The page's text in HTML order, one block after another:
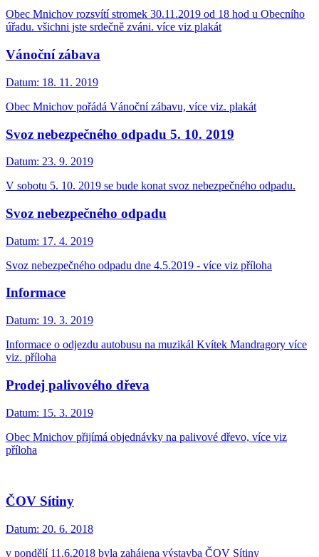
Obec Mnichov rozsvítí stromek 30.11.2019 od 18 hod u Obecního
úřadu. všichni jste srdečně zváni. více viz plakát
Vánoční zábava
Datum: 18. 11. 2019
Obec Mnichov pořádá Vánoční zábavu, více viz. plakát
Svoz nebezpečného odpadu 5. 10. 2019
Datum: 23. 9. 2019
V sobotu 5. 10. 2019 se bude konat svoz nebezpečného odpadu.
Svoz nebezpečného odpadu
Datum: 17. 4. 2019
Svoz nebezpečného odpadu dne 4.5.2019 - více viz příloha
Informace
Datum: 19. 3. 2019
Informace o odjezdu autobusu na muzikál Kvítek Mandragory více
viz. příloha
Prodej palivového dřeva
Datum: 15. 3. 2019
Obec Mnichov přijímá objednávky na palivové dřevo, více viz
příloha
ČOV Sítiny
Datum: 20. 6. 2018
v pondělí 11.6.2018 byla zahájena výstavba ČOV Sítiny